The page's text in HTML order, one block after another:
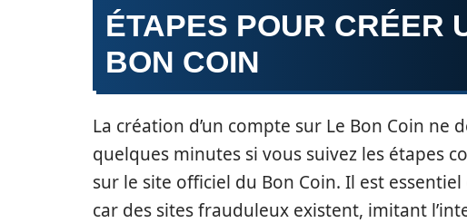
ÉTAPES POUR CRÉER
BON COIN
La création d’un compte sur Le Bon Coin ne
quelques minutes si vous suivez les étapes
sur le site officiel du Bon Coin. Il est
car des sites frauduleux existent, imitant